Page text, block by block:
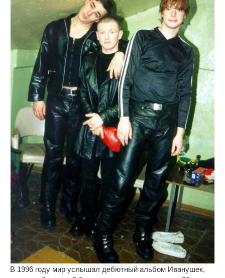
В 1996 году мир услышал дебютный альбом Иванушек,